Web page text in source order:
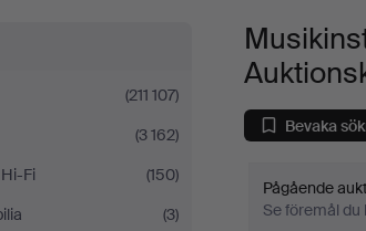
(211 107)
(3 162)
Fi
(150)
(3)
Bevaka
Pågående
Se föremål du